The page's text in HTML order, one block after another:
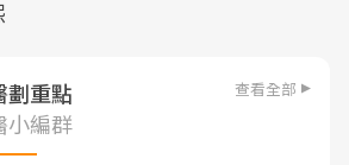
劃重點 查看全部
小編群